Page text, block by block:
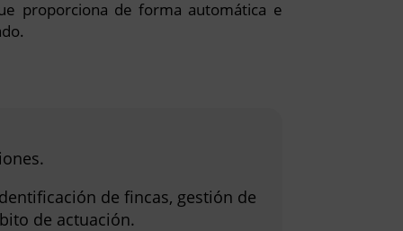
proporciona de forma automática e
de fincas, gestión de
de actuación.